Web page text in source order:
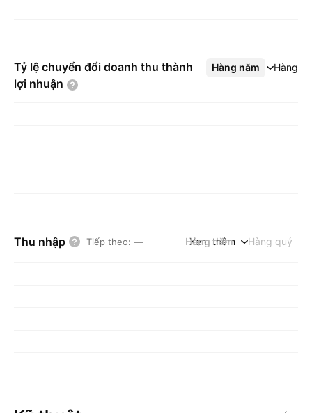
Tỷ lệ chuyển đổi doanh thu thành
lợi nhuận
Hàng năm Hàng
Xem thêm
Thu nhập Tiếp theo: — Hàng năm Hàng quý
Xem thêm